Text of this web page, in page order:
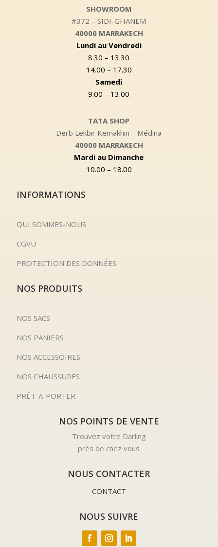
SHOWROOM
#372 – SIDI-GHANEM
40000 MARRAKECH
Lundi au Vendredi
8.30 – 13.30
14.00 – 17.30
Samedi
9.00 – 13.00
TATA SHOP
Derb Lekbir Kemakhin – Médina
40000 MARRAKECH
Mardi au Dimanche
10.00 – 18.00
INFORMATIONS
QUI SOMMES-NOUS
CGVU
PROTECTION DES DONNÉES
NOS PRODUITS
NOS SACS
NOS PANIERS
NOS ACCESSOIRES
NOS CHAUSSURES
PRÊT-A-PORTER
NOS POINTS DE VENTE
Trouvez votre Darling
près de chez vous
NOUS CONTACTER
CONTACT
NOUS SUIVRE